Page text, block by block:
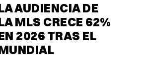
AUDIENCIA DE
MLS CRECE 62%
2026 TRAS EL